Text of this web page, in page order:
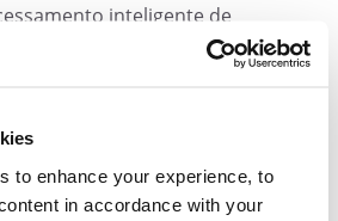
to enhance your experience, to
in accordance with your
inteligente de
ser um recurso isolado e passa a
ecossistema de negócios.
processamento
documentos